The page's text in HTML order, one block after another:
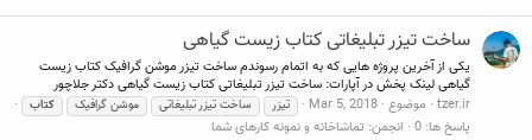
ساخت تیزر تبلیغاتی کتاب زیست گیاهی
یکی از آخرین پروژه هایی که به اتمام رسوندم ساخت تیزر موشن گرافیک کتاب زیست
گیاهی لینک پخش در آپارات: ساخت تیزر تبلیغاتی کتاب زیست گیاهی دکتر جلاچور
tzer.ir موضوع Mar 5, 2018 تیزر ساخت تیزر تبلیغاتی موشن گرافیک کتاب
پاسخ ها: 0 انجمن: تماشاخانه و نمونه کارهای شما